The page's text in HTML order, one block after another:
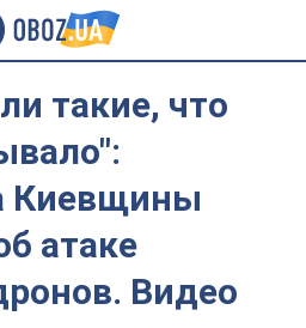
такие, что
Киевщины
атаке
Видео